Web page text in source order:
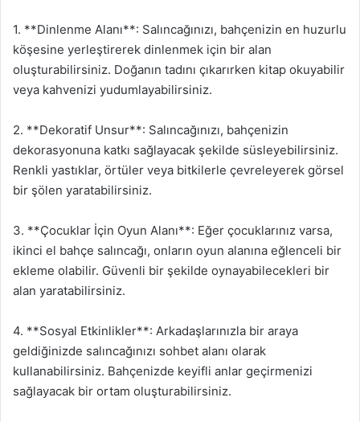
1. **Dinlenme Alanı**: Salıncağınızı, bahçenizin en huzurlu
köşesine yerleştirerek dinlenmek için bir alan
oluşturabilirsiniz. Doğanın tadını çıkarırken kitap okuyabilir
veya kahvenizi yudumlayabilirsiniz.
2. **Dekoratif Unsur**: Salıncağınızı, bahçenizin
dekorasyonuna katkı sağlayacak şekilde süsleyebilirsiniz.
Renkli yastıklar, örtüler veya bitkilerle çevreleyerek görsel
bir şölen yaratabilirsiniz.
3. **Çocuklar İçin Oyun Alanı**: Eğer çocuklarınız varsa,
ikinci el bahçe salıncağı, onların oyun alanına eğlenceli bir
ekleme olabilir. Güvenli bir şekilde oynayabilecekleri bir
alan yaratabilirsiniz.
4. **Sosyal Etkinlikler**: Arkadaşlarınızla bir araya
geldiğinizde salıncağınızı sohbet alanı olarak
kullanabilirsiniz. Bahçenizde keyifli anlar geçirmenizi
sağlayacak bir ortam oluşturabilirsiniz.